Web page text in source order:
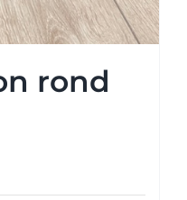
rond